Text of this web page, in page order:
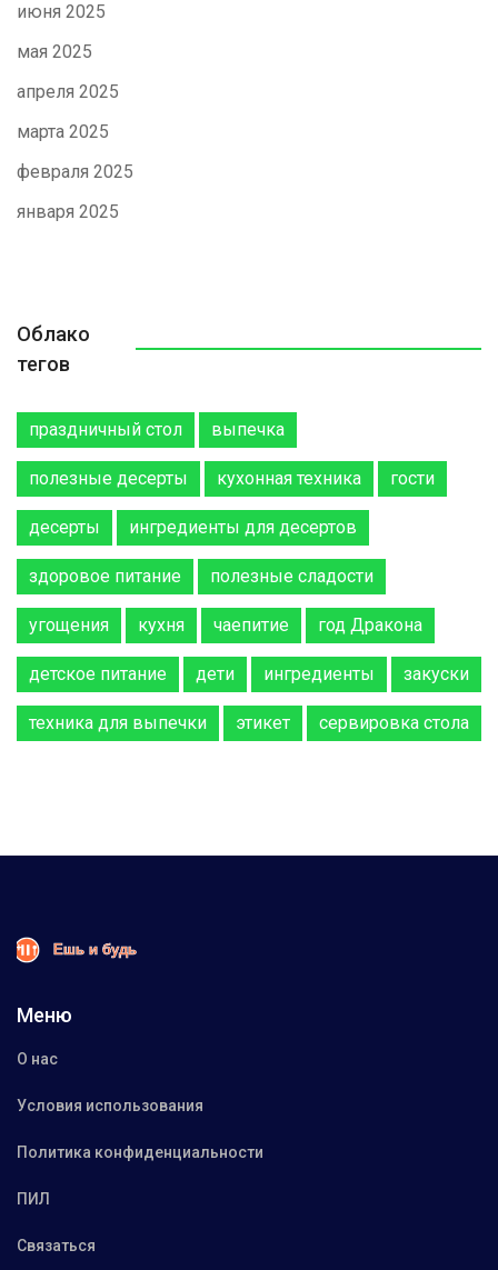
июня 2025
мая 2025
апреля 2025
марта 2025
февраля 2025
января 2025
Облако
тегов
праздничный стол выпечка
полезные десерты кухонная техника гости
десерты ингредиенты для десертов
здоровое питание полезные сладости
угощения кухня чаепитие год Дракона
детское питание дети ингредиенты закуски
техника для выпечки этикет сервировка стола
Меню
О нас
Условия использования
Политика конфиденциальности
ПИЛ
Связаться